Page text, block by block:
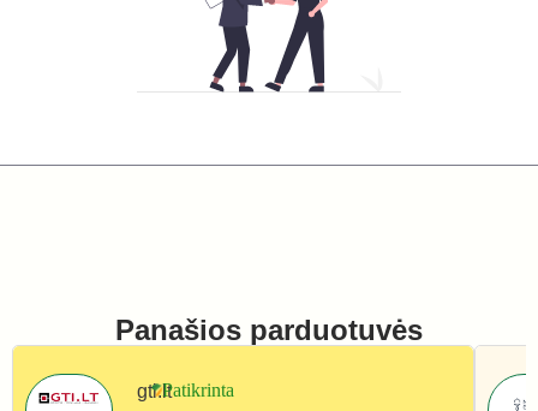
Panašios parduotuvės
gti.lt